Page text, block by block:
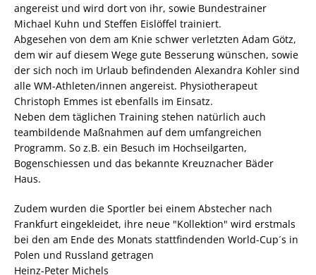
angereist und wird dort von ihr, sowie Bundestrainer
Michael Kuhn und Steffen Eislöffel trainiert.
Abgesehen von dem am Knie schwer verletzten Adam Götz,
dem wir auf diesem Wege gute Besserung wünschen, sowie
der sich noch im Urlaub befindenden Alexandra Kohler sind
alle WM-Athleten/innen angereist. Physiotherapeut
Christoph Emmes ist ebenfalls im Einsatz.
Neben dem täglichen Training stehen natürlich auch
teambildende Maßnahmen auf dem umfangreichen
Programm. So z.B. ein Besuch im Hochseilgarten,
Bogenschiessen und das bekannte Kreuznacher Bäder
Haus.
Zudem wurden die Sportler bei einem Abstecher nach
Frankfurt eingekleidet, ihre neue "Kollektion" wird erstmals
bei den am Ende des Monats stattfindenden World-Cup´s in
Polen und Russland getragen
Heinz-Peter Michels